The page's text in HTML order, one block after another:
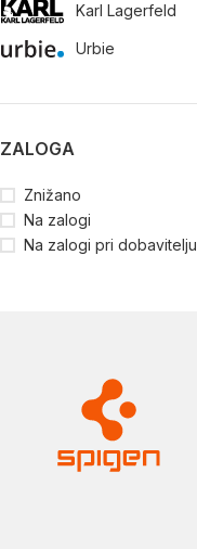
Karl Lagerfeld
Urbie
ZALOGA
Znižano
Na zalogi
Na zalogi pri dobavitelju